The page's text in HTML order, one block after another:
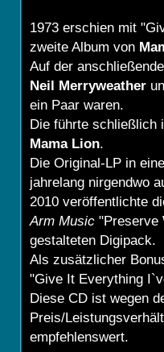
1973 erschien mit
zweite Album von
Auf der
Neil Merryweather
ein Paar waren.
Die führte schließlich
Mama Lion.
Die Original-LP in
jahrelang nirgendwo
2010 veröffentlichte
Arm Music "Preserve
gestalteten Digipack.
Als zusätzlicher
"Give It Everything
Diese CD ist wegen
Preis/
empfehlenswert.